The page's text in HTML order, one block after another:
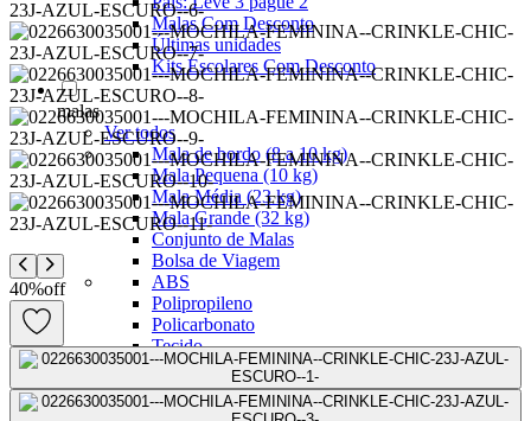
Malas Com Desconto
Últimas unidades
Kits Escolares Com Desconto
malas
Ver todos
Mala de bordo (8 a 10 kg)
Mala Pequena (10 kg)
Mala Média (23 kg)
Mala Grande (32 kg)
Conjunto de Malas
Bolsa de Viagem
ABS
Polipropileno
Policarbonato
Tecido
Para Levar à Bordo
Para Despachar
40%off